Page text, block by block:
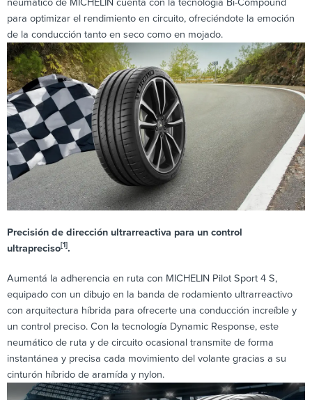
neumático de MICHELIN cuenta con la tecnología Bi-Compound
para optimizar el rendimiento en circuito, ofreciéndote la emoción
de la conducción tanto en seco como en mojado.
Precisión de dirección ultrarreactiva para un control
ultrapreciso[1].
Aumentá la adherencia en ruta con MICHELIN Pilot Sport 4 S,
equipado con un dibujo en la banda de rodamiento ultrarreactivo
con arquitectura híbrida para ofrecerte una conducción increíble y
un control preciso. Con la tecnología Dynamic Response, este
neumático de ruta y de circuito ocasional transmite de forma
instantánea y precisa cada movimiento del volante gracias a su
cinturón híbrido de aramída y nylon.